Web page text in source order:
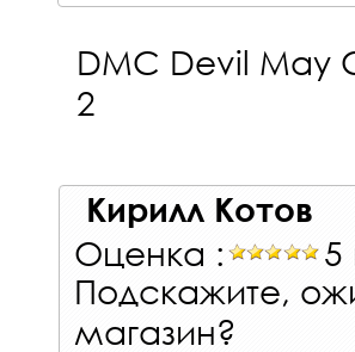
DMC Devil May
2
Кирилл Котов
Оценка :
5
Подскажите,
магазин?